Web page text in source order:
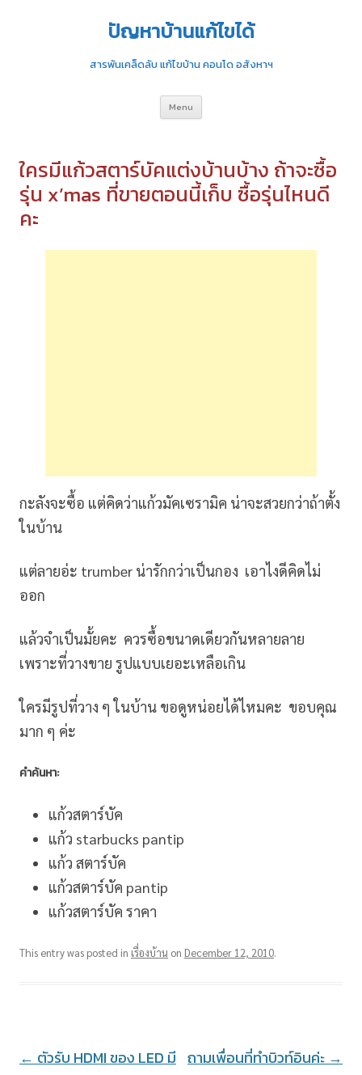
ปัญหาบ้านแก้ไขได้
สารพันเคล็ดลับ แก้ไขบ้าน คอนโด อสังหาฯ
Menu
ใครมีแก้วสตาร์บัคแต่งบ้านบ้าง ถ้าจะซื้อ
รุ่น x’mas ที่ขายตอนนี้เก็บ ซื้อรุ่นไหนดี
คะ
กะลังจะซื้อ แต่คิดว่าแก้วมัคเซรามิค น่าจะสวยกว่าถ้าตั้ง
ในบ้าน
แต่ลายอ่ะ trumber น่ารักกว่าเป็นกอง เอาไงดีคิดไม่
ออก
แล้วจำเป็นมั้ยคะ ควรซื้อขนาดเดียวกันหลายลาย
เพราะที่วางขาย รูปแบบเยอะเหลือเกิน
ใครมีรูปที่วาง ๆ ในบ้าน ขอดูหน่อยได้ไหมคะ ขอบคุณ
มาก ๆ ค่ะ
คำค้นหา:
แก้วสตาร์บัค
แก้ว starbucks pantip
แก้ว สตาร์บัค
แก้วสตาร์บัค pantip
แก้วสตาร์บัค ราคา
This entry was posted in เรื่องบ้าน on December 12, 2010.
Post
← ตัวรับ HDMI ของ LED มี ถามเพื่อนที่ทำบิวท์อินค่ะ →